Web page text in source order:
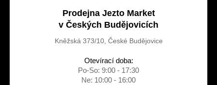
Prodejna Jezto Market
v Českých Budějovicích
Kněžská 373/10, České Budějovice
Otevírací doba:
Po-So: 9:00 - 17:30
Ne: 10:00 - 16:00